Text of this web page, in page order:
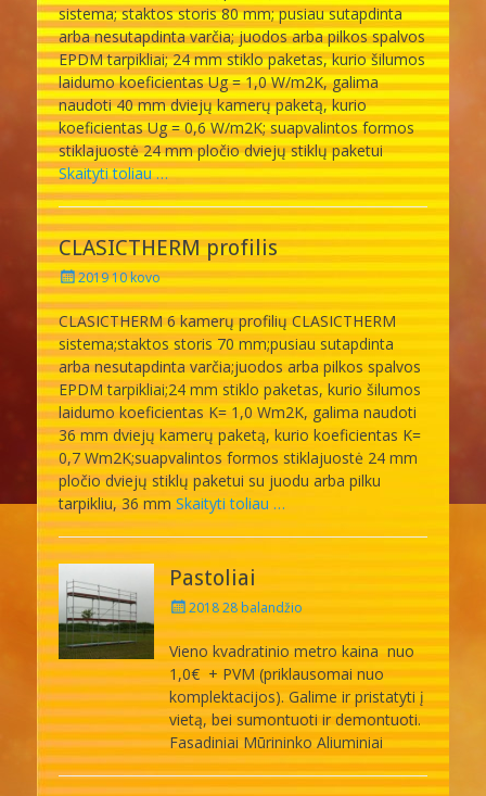
sistema; staktos storis 80 mm; pusiau sutapdinta
arba nesutapdinta varčia; juodos arba pilkos spalvos
EPDM tarpikliai; 24 mm stiklo paketas, kurio šilumos
laidumo koeficientas Ug = 1,0 W/m2K, galima
naudoti 40 mm dviejų kamerų paketą, kurio
koeficientas Ug = 0,6 W/m2K; suapvalintos formos
stiklajuostė 24 mm pločio dviejų stiklų paketui
Skaityti toliau …
CLASICTHERM profilis
Posted
on
2019 10 kovo
CLASICTHERM 6 kamerų profilių CLASICTHERM
sistema;staktos storis 70 mm;pusiau sutapdinta
arba nesutapdinta varčia;juodos arba pilkos spalvos
EPDM tarpikliai;24 mm stiklo paketas, kurio šilumos
laidumo koeficientas K= 1,0 Wm2K, galima naudoti
36 mm dviejų kamerų paketą, kurio koeficientas K=
0,7 Wm2K;suapvalintos formos stiklajuostė 24 mm
pločio dviejų stiklų paketui su juodu arba pilku
tarpikliu, 36 mmSkaityti toliau …
Pastoliai
Posted
on
2018 28 balandžio
Vieno kvadratinio metro kaina nuo
1,0€ + PVM (priklausomai nuo
komplektacijos). Galime ir pristatyti į
vietą, bei sumontuoti ir demontuoti.
Fasadiniai Mūrininko Aliuminiai